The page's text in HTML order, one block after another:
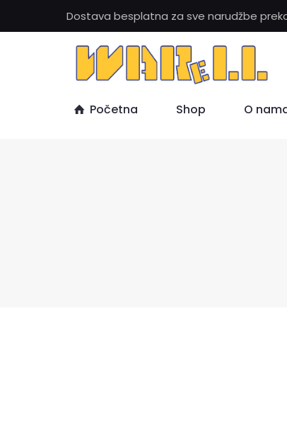
Dostava besplatna za sve narudžbe
Početna Shop O